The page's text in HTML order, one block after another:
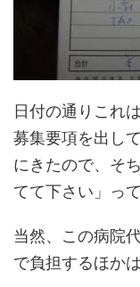
日付の通りこれ
募集要項を出し
にきたので、そ
てて下さい」っ
当然、この病院
で負担するほか